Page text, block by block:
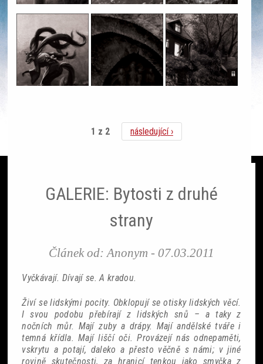
Ze světa
Sobotní srdcovky
1 z 2 následující ›
GALERIE: Bytosti z druhé
strany
Článek od: Anonym - 07.03.2011
Vyčkávají. Dívají se. A kradou.
Živí se lidskými pocity. Obklopují se otisky lidských věcí.
I svou podobu přebírají z lidských snů – a taky z
nočních můr. Mají zuby a drápy. Mají andělské tváře i
temná křídla. Mají liščí oči. Provázejí nás odnepaměti,
vskrytu a potají, daleko a přesto věčně s námi; v jiné
rovině skutečnosti, za hranicí tenkou jako smyčka z